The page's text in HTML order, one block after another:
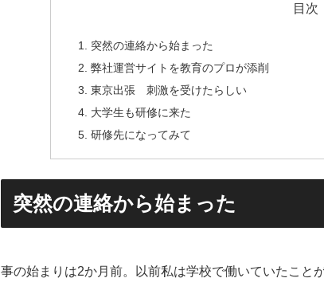
目次
突然の連絡から始まった
弊社運営サイトを教育のプロが添削
東京出張 刺激を受けたらしい
大学生も研修に来た
研修先になってみて
突然の連絡から始まった
事の始まりは2か月前。以前私は学校で働いていたこと